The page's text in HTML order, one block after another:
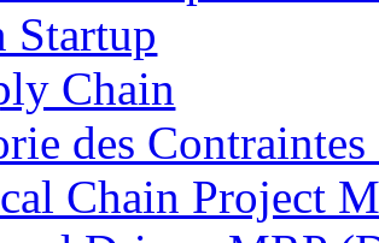
Startup
Chain
des
Chain Project